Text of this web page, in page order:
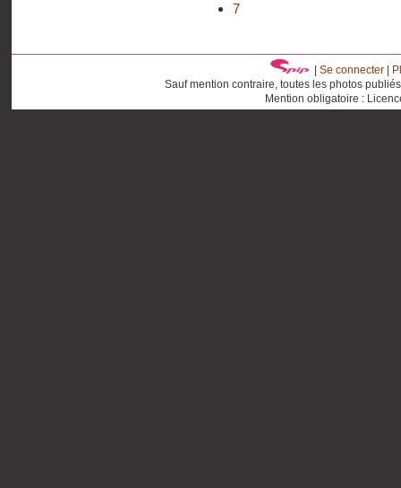
7
Se connecter|
Sauf mention contraire, toutes les photos
Mention obligatoire :